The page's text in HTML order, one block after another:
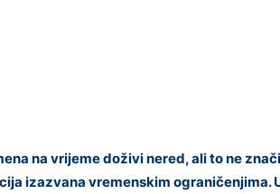
na vrijeme doživi nered, ali to ne
izazvana vremenskim ograničenjima.